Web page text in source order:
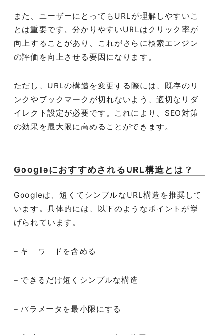
また、ユーザーにとってもURLが理解しやすいこ
とは重要です。分かりやすいURLはクリック率が
向上することがあり、これがさらに検索エンジン
の評価を向上させる要因になります。
ただし、URLの構造を変更する際には、既存のリ
ンクやブックマークが切れないよう、適切なリダ
イレクト設定が必要です。これにより、SEO対策
の効果を最大限に高めることができます。
GoogleにおすすめされるURL構造とは？
Googleは、短くてシンプルなURL構造を推奨して
います。具体的には、以下のようなポイントが挙
げられています。
– キーワードを含める
– できるだけ短くシンプルな構造
– パラメータを最小限にする